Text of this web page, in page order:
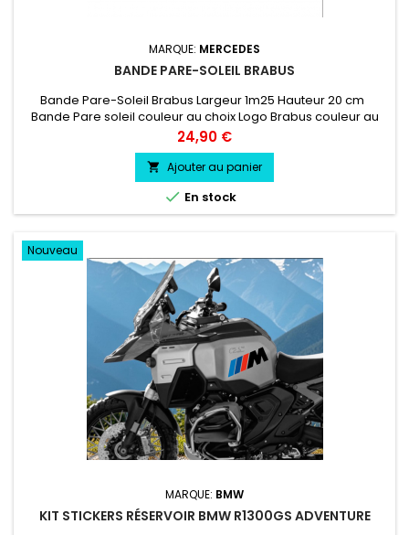
MARQUE: MERCEDES
BANDE PARE-SOLEIL BRABUS
Bande Pare-Soleil Brabus Largeur 1m25 Hauteur 20 cm
Bande Pare soleil couleur au choix Logo Brabus couleur au
choix
Prix
24,90 €
 Ajouter au panier
 En stock
Nouveau
MARQUE: BMW
KIT STICKERS RÉSERVOIR BMW R1300GS ADVENTURE